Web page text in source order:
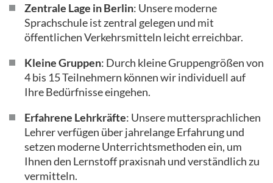
Zentrale Lage in Berlin: Unsere moderne
Sprachschule ist zentral gelegen und mit
öffentlichen Verkehrsmitteln leicht erreichbar.
Kleine Gruppen: Durch kleine Gruppengrößen von
4 bis 15 Teilnehmern können wir individuell auf
Ihre Bedürfnisse eingehen.
Erfahrene Lehrkräfte: Unsere muttersprachlichen
Lehrer verfügen über jahrelange Erfahrung und
setzen moderne Unterrichtsmethoden ein, um
Ihnen den Lernstoff praxisnah und verständlich zu
vermitteln.